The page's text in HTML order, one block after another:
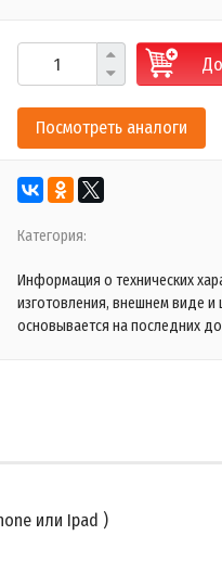
Посмотреть аналоги
Категория:
Информация о технических
изготовления, внешнем виде и
основывается на последних
или Ipad )